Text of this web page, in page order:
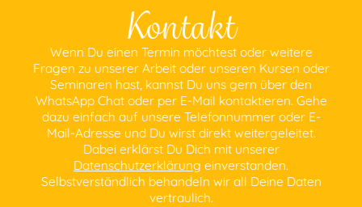
Kontakt
Wenn Du einen Termin möchtest oder weitere
Fragen zu unserer Arbeit oder unseren Kursen oder
Seminaren hast, kannst Du uns gern über den
WhatsApp Chat oder per E-Mail kontaktieren. Gehe
dazu einfach auf unsere Telefonnummer oder E-
Mail-Adresse und Du wirst direkt weitergeleitet.
Dabei erklärst Du Dich mit unserer
Datenschutzerklärung einverstanden.
Selbstverständlich behandeln wir all Deine Daten
vertraulich.